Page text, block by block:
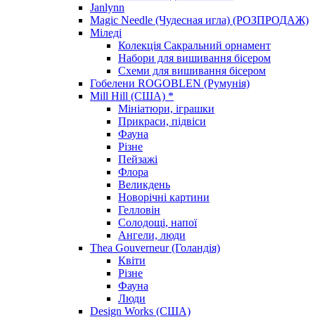
Janlynn
Magic Needle (Чудесная игла) (РОЗПРОДАЖ)
Міледі
Колекція Сакральний орнамент
Набори для вишивання бісером
Схеми для вишивання бісером
Гобелени ROGOBLEN (Румунія)
Mill Hill (США) *
Мініатюри, іграшки
Прикраси, підвіси
Фауна
Різне
Пейзажі
Флора
Великдень
Новорічні картини
Гелловін
Солодощі, напої
Ангели, люди
Thea Gouverneur (Голандія)
Квіти
Різне
Фауна
Люди
Design Works (США)